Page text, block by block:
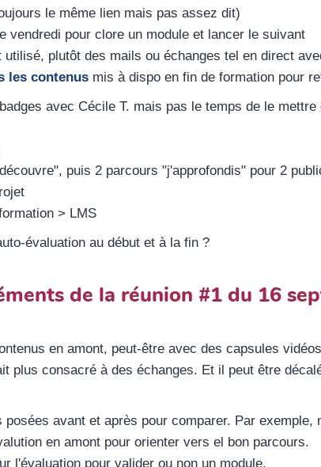
le même lien mais pas assez dit)
vendredi pour clore un module et lancer le suivant
utilisé, plutôt des mails ou échanges tel en direct
les contenusmis à dispo en fin de formation pour
avec Cécile T. mais pas le temps de le
puis 2 parcours "j'approfondis" pour 2
> LMS
évaluation au début et à la fin ?
de la réunion #1 du 16
en amont, peut-être avec des capsules
plus consacré à des échanges. Et il peut être
posées avant et après pour comparer. Par
en amont pour orienter vers el bon parcours.
l'évaluation pour valider ou non un module.